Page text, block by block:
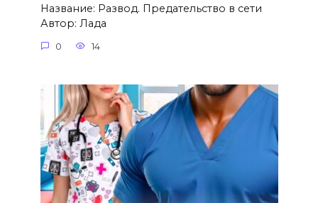
Название: Развод. Предательство в сети
Автор: Лада
0 14